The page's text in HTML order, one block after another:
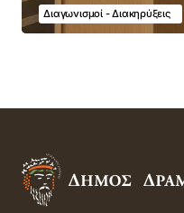
Διαγωνισμοί - Διακηρύξεις